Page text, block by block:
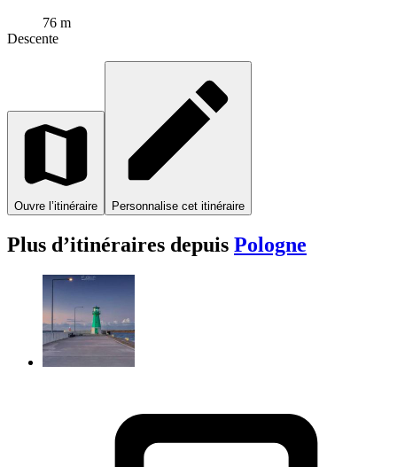
76 m
Descente
Ouvre l’itinéraire Personnalise cet itinéraire
Plus d’itinéraires depuis Pologne